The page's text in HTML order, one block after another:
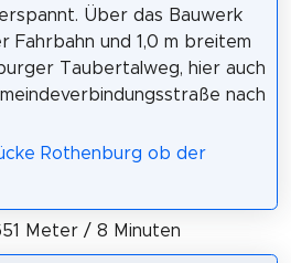
Über das Bauwerk
Fahrbahn und 1,0 m breitem
Taubertalweg, hier auch
nach
Rothenburg ob der
Meter / 8 Minuten